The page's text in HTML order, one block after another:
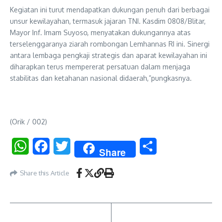
Kegiatan ini turut mendapatkan dukungan penuh dari berbagai
unsur kewilayahan, termasuk jajaran TNI. Kasdim 0808/Blitar,
Mayor Inf. Imam Suyoso, menyatakan dukungannya atas
terselenggaranya ziarah rombongan Lemhannas RI ini. Sinergi
antara lembaga pengkaji strategis dan aparat kewilayahan ini
diharapkan terus mempererat persatuan dalam menjaga
stabilitas dan ketahanan nasional didaerah,”pungkasnya.
(Orik / 002)
WhatsAppFacebookTwitter Share
Share this Article